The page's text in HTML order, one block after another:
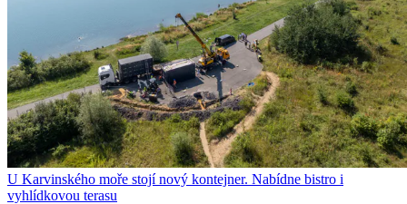
U Karvinského moře stojí nový kontejner. Nabídne bistro i
vyhlídkovou terasu